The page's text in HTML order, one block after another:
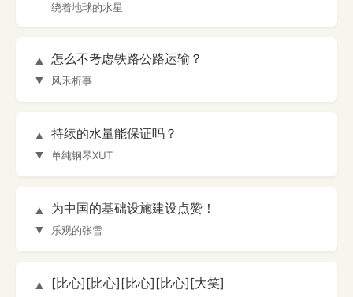
绕着地球的水星
▲
▼
怎么不考虑铁路公路运输？
风禾析事
▲
▼
持续的水量能保证吗？
单纯钢琴XUT
▲
▼
为中国的基础设施建设点赞！
乐观的张雪
▲
[比心][比心][比心][比心][大笑]